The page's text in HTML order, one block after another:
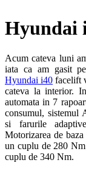
Hyundai
Acum cateva luni
iata ca am gasit
Hyundai i40 facelift
cateva la interior.
automata in 7
consumul, sistemul
si farurile
Motorizarea de
un cuplu de 280
cuplu de 340 Nm.